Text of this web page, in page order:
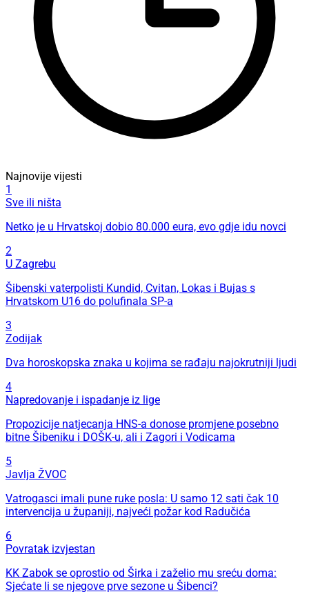
Najnovije vijesti
1
Sve ili ništa
Netko je u Hrvatskoj dobio 80.000 eura, evo gdje idu novci
2
U Zagrebu
Šibenski vaterpolisti Kundid, Cvitan, Lokas i Bujas s
Hrvatskom U16 do polufinala SP-a
3
Zodijak
Dva horoskopska znaka u kojima se rađaju najokrutniji ljudi
4
Napredovanje i ispadanje iz lige
Propozicije natjecanja HNS-a donose promjene posebno
bitne Šibeniku i DOŠK-u, ali i Zagori i Vodicama
5
Javlja ŽVOC
Vatrogasci imali pune ruke posla: U samo 12 sati čak 10
intervencija u županiji, najveći požar kod Radučića
6
Povratak izvjestan
KK Zabok se oprostio od Širka i zaželio mu sreću doma:
Sjećate li se njegove prve sezone u Šibenci?